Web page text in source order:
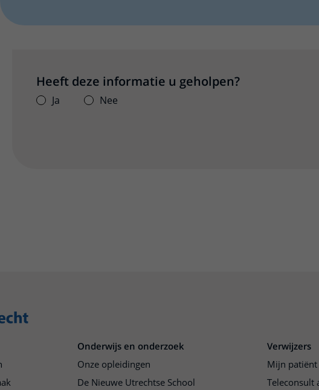
Heeft deze informatie u geholpen?
Ja Nee
Onderwijs en onderzoek
Onze opleidingen
De Nieuwe Utrechtse School
Verwijzers
Mijn
Teleconsult